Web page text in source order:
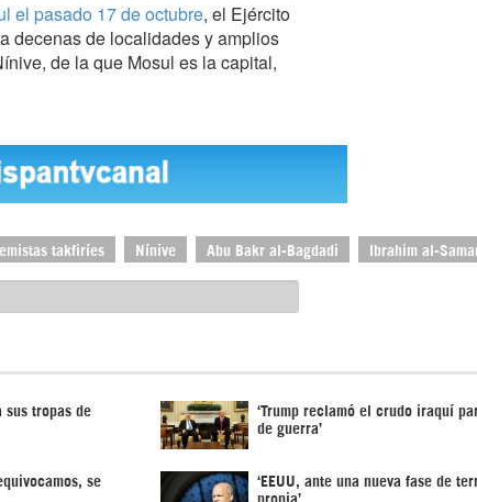
el pasado 17 de octubre, el Ejército
decenas de localidades y amplios
de la que Mosul es la capital,
takfiríes Nínive Abu Bakr al-Bagdadi Ibrahim al-
sus tropas de ‘Trump reclamó el crudo iraquí
de guerra’
se ‘EEUU, ante una nueva fase de
propia’